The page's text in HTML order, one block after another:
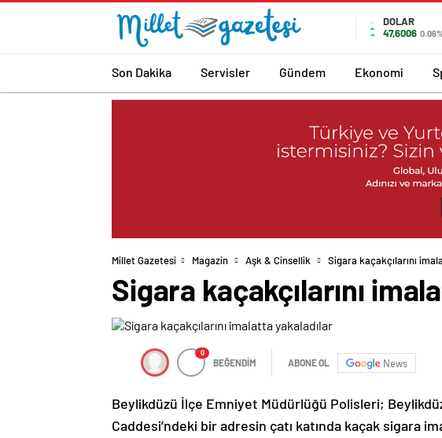
DOLAR
47,6006
Son Dakika Servisler Gündem Ekonomi
Millet Gazetesi Magazin Aşk & Cinsellik Sigara kaçakçılarını
Sigara kaçakçılarını
0
BEĞENDİM ABONE OL News
Beylikdüzü İlçe Emniyet Müdürlüğü Polisleri;
Caddesi’ndeki bir adresin çatı katında kaçak sigara